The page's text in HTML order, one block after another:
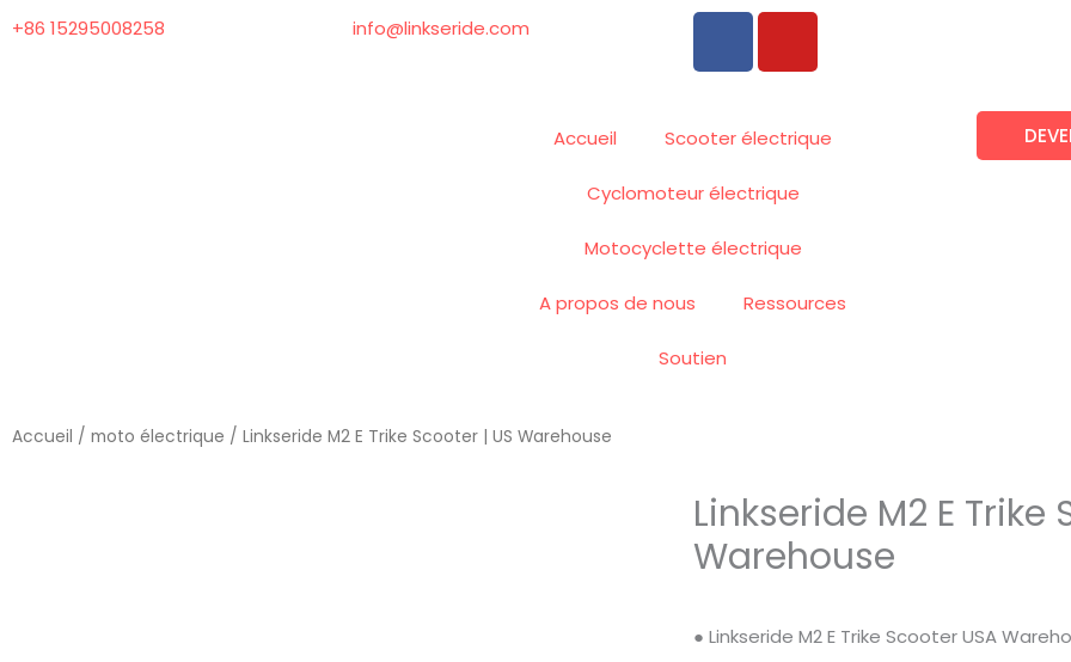
+86 15295008258 info@linkseride.com F
c
b
o
o
k
Y
u
u
e
Accueil Scooter électrique
Cyclomoteur électrique
Motocyclette électrique
A propos de nous Ressources
Soutien
Accueil / moto électrique / Linkseride M2 E Trike Scooter | US Warehouse
Linkseride M2 E Trike
Warehouse
● Linkseride M2 E Trike Scooter USA